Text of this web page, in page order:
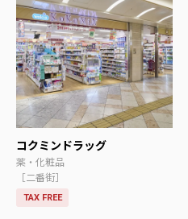
コクミンドラッグ
薬・化粧品
［二番街］
TAX FREE